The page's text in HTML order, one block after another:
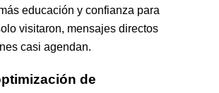
educación y confianza para
visitaron, mensajes directos
casi agendan.
de